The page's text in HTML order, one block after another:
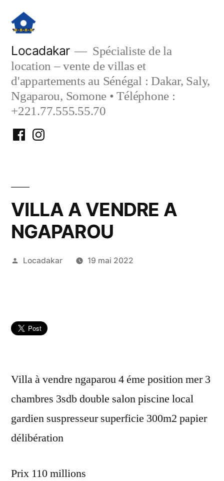
contenu
Locadakar
Spécialiste de la
location – vente de villas et
d'appartements au Sénégal : Dakar, Saly,
Ngaparou, Somone • Téléphone :
+221.77.555.55.70
FacebookInstagram
VILLA A VENDRE A
NGAPAROU
Publié
Locadakar 19 mai 2022
Villa à vendre ngaparou 4 éme position mer 3
chambres 3sdb double salon piscine local
gardien suspresseur superficie 300m2 papier
délibération
Prix 110 millions